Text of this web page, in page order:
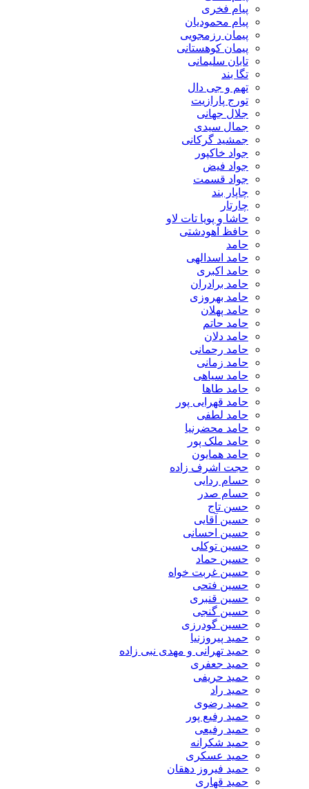
پیام فخری
پیام محمودیان
پیمان رزمجویی
پیمان کوهستانی
تابان سلیمانی
تگا بند
تهم و جی دال
تورج پارازیت
جلال جهانی
جمال سیدی
جمشید گرکانی
جواد خاکپور
جواد فیض
جواد قسمت
چاپار بند
چارتار
حاشا و پویا تات لاو
حافظ آهودشتی
حامد
حامد اسدالهی
حامد اکبری
حامد برادران
حامد بهروزی
حامد پهلان
حامد حاتم
حامد دلان
حامد رحمانی
حامد زمانی
حامد سیاهی
حامد طاها
حامد قهرایی پور
حامد لطفی
حامد محضرنیا
حامد ملک پور
حامد همایون
حجت اشرف زاده
حسام ردایی
حسام صدر
حسن تاج
حسین آقایی
حسین احسانی
حسین توکلی
حسین حماد
حسین غربت خواه
حسین فتحی
حسین قنبری
حسین گنجی
حسین گودرزی
حمید پیروزنیا
حمید تهرانی و مهدی نبی زاده
حمید جعفری
حمید حریفی
حمید راد
حمید رضوی
حمید رفیع پور
حمید رفیعی
حمید شکرانه
حمید عسکری
حمید فیروز دهقان
حمید قهاری